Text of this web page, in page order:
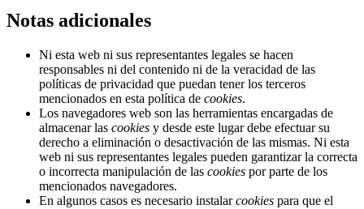
Notas adicionales
Ni esta web ni sus representantes legales se hacen
responsables ni del contenido ni de la veracidad de las
políticas de privacidad que puedan tener los terceros
mencionados en esta política de cookies.
Los navegadores web son las herramientas encargadas de
almacenar las cookies y desde este lugar debe efectuar su
derecho a eliminación o desactivación de las mismas. Ni esta
web ni sus representantes legales pueden garantizar la correcta
o incorrecta manipulación de las cookies por parte de los
mencionados navegadores.
En algunos casos es necesario instalarcookies para que el